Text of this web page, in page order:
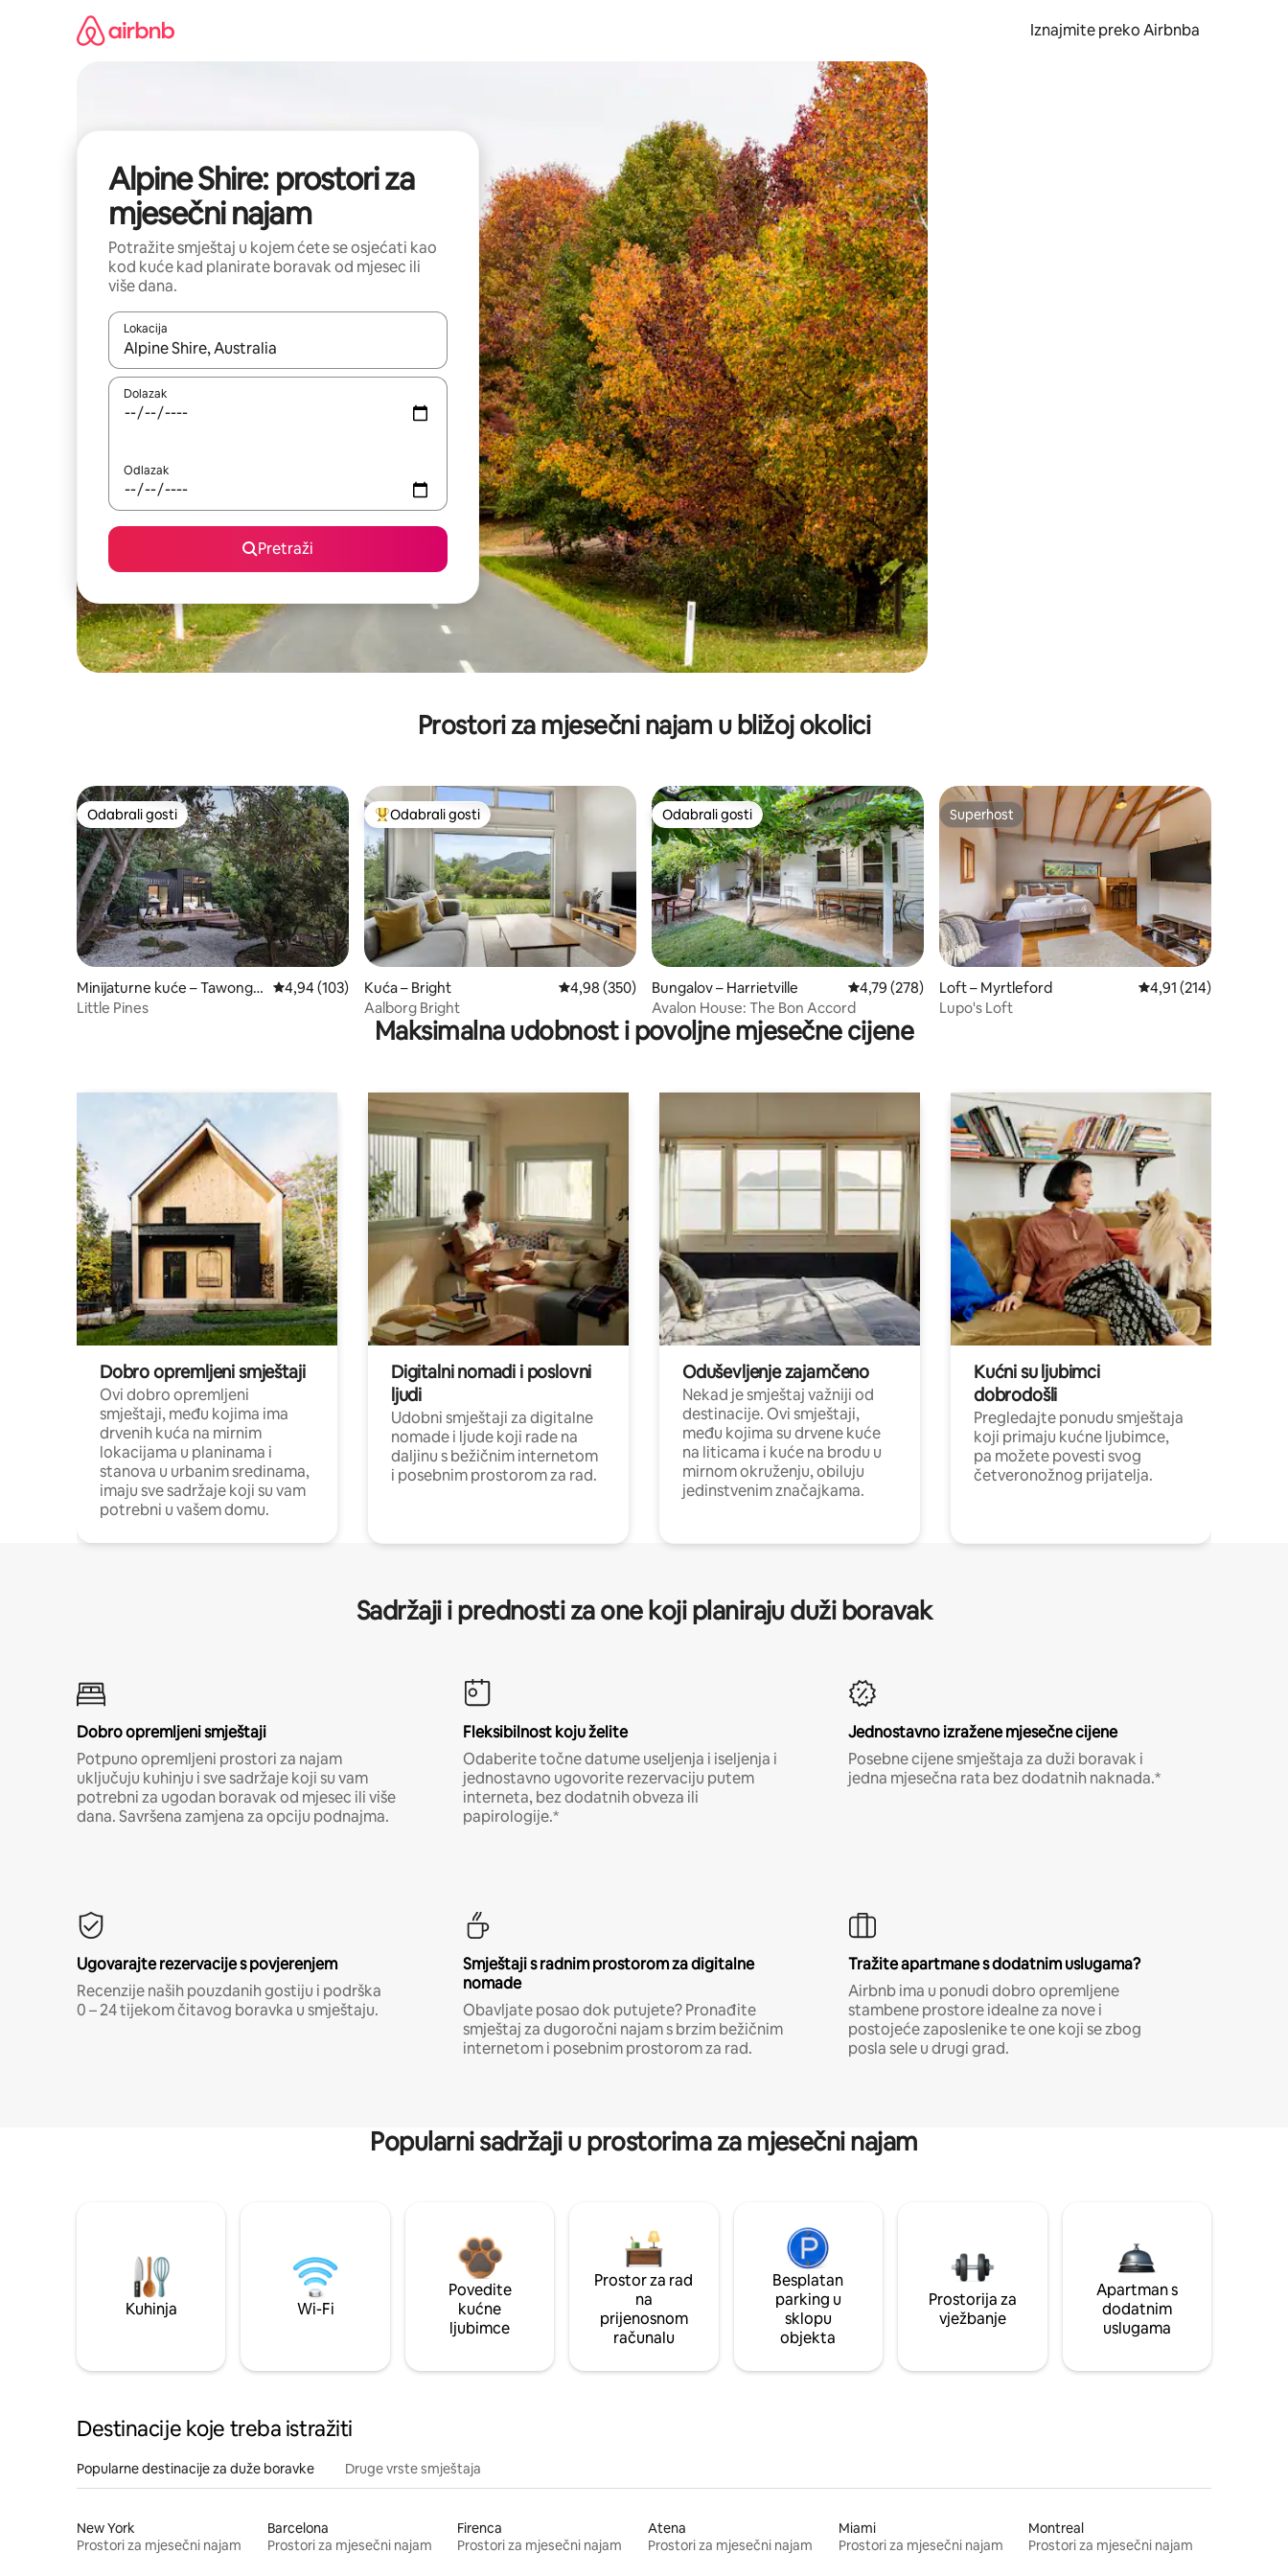
Iznajmite preko Airbnba
Alpine Shire: prostori za
mjesečni najam
Potražite smještaj u kojem ćete se osjećati kao
kod kuće kad planirate boravak od mjesec ili
više dana.
Lokacija
Kada budu dostupni rezultati, moći ćete ih pregledati koristeći se strelicama prema gore i prema dolje, kao i dodirom ili prelaskom prstom po zaslonu.
Dolazak
Odlazak
Pretraži
Prostori za mjesečni najam u bližoj okolici
Odabrali gosti
Odabrali gosti
Minijaturne kuće – Tawonga
South
Prosječna ocjena: 4,94/5, recenzija: 103
4,94 (103)
Little Pines
Među najviše rangiranima s oznakom „Odabrali gosti”
Odabrali gosti
Kuća – Bright Prosječna ocjena: 4,98/5, recenzija: 350
4,98 (350)
Aalborg Bright
Odabrali gosti
Odabrali gosti
Bungalov – Harrietville Prosječna ocjena: 4,79/5, recenzija: 278
4,79 (278)
Avalon House: The Bon Accord
Superhost
Superhost
Loft – Myrtleford Prosječna ocjena:
4,91 (214)
Lupo's Loft
Maksimalna udobnost i povoljne mjesečne cijene
Dobro opremljeni smještaji
Ovi dobro opremljeni
smještaji, među kojima ima
drvenih kuća na mirnim
lokacijama u planinama i
stanova u urbanim sredinama,
imaju sve sadržaje koji su vam
potrebni u vašem domu.
Digitalni nomadi i poslovni
ljudi
Udobni smještaji za digitalne
nomade i ljude koji rade na
daljinu s bežičnim internetom
i posebnim prostorom za rad.
Oduševljenje zajamčeno
Nekad je smještaj važniji od
destinacije. Ovi smještaji,
među kojima su drvene kuće
na liticama i kuće na brodu u
mirnom okruženju, obiluju
jedinstvenim značajkama.
Kućni su ljubimci
dobrodošli
Pregledajte ponudu smještaja
koji primaju kućne ljubimce,
pa možete povesti svog
četveronožnog prijatelja.
Sadržaji i prednosti za one koji planiraju duži boravak
Dobro opremljeni smještaji
Potpuno opremljeni prostori za najam
uključuju kuhinju i sve sadržaje koji su vam
potrebni za ugodan boravak od mjesec ili više
dana. Savršena zamjena za opciju podnajma.
Fleksibilnost koju želite
Odaberite točne datume useljenja i iseljenja i
jednostavno ugovorite rezervaciju putem
interneta, bez dodatnih obveza ili
papirologije.*
Jednostavno izražene mjesečne cijene
Posebne cijene smještaja za duži boravak i
jedna mjesečna rata bez dodatnih naknada.*
Ugovarajte rezervacije s povjerenjem
Recenzije naših pouzdanih gostiju i podrška
0 – 24 tijekom čitavog boravka u smještaju.
Smještaji s radnim prostorom za digitalne
nomade
Obavljate posao dok putujete? Pronađite
smještaj za dugoročni najam s brzim bežičnim
internetom i posebnim prostorom za rad.
Tražite apartmane s dodatnim uslugama?
Airbnb ima u ponudi dobro opremljene
stambene prostore idealne za nove i
postojeće zaposlenike te one koji se zbog
posla sele u drugi grad.
Popularni sadržaji u prostorima za mjesečni najam
Kuhinja Wi-Fi
Povedite
kućne
ljubimce
Prostor za rad
na
prijenosnom
računalu
Besplatan
parking u
sklopu
objekta
Prostorija za
vježbanje
Apartman s
dodatnim
uslugama
Destinacije koje treba istražiti
Popularne destinacije za duže boravke Druge vrste smještaja
New York
Prostori za mjesečni najam
Barcelona
Prostori za mjesečni najam
Firenca
Prostori za mjesečni najam
Atena
Prostori za mjesečni najam
Miami
Prostori za mjesečni najam
Montreal
Prostori za mjesečni najam